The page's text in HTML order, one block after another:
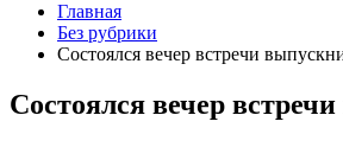
Главная
Без рубрики
Состоялся вечер встречи
Состоялся вечер